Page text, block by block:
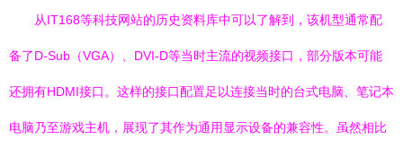
从IT168等科技网站的历史资料库中可以了解到，该机型通常配
备了D-Sub（VGA）、DVI-D等当时主流的视频接口，部分版本可能
还拥有HDMI接口。这样的接口配置足以连接当时的台式电脑、笔记本
电脑乃至游戏主机，展现了其作为通用显示设备的兼容性。虽然相比